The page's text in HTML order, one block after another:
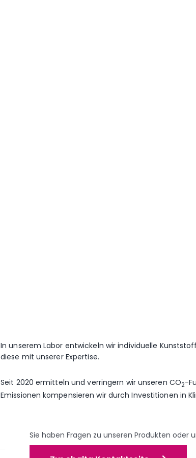
In unserem Labor entwickeln wir individuelle
diese mit unserer Expertise.
Seit 2020 ermitteln und verringern wir unseren CO2-
Emissionen kompensieren wir durch Investitionen in
Sie haben Fragen zu unseren Produkten oder